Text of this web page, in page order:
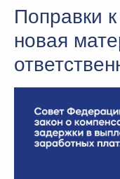
Поправки
новая